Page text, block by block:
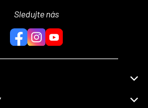
Sledujte nás